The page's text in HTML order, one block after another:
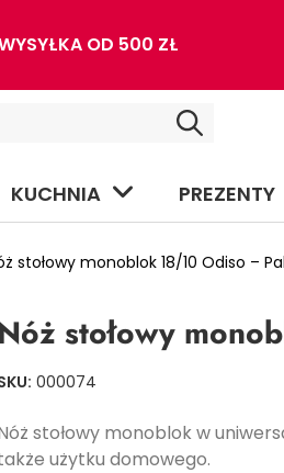
OD 500 ZŁ
KUCHNIA PREZENTY
stołowy monoblok 18/10 Odiso –
Nóż stołowy
000074
stołowy monoblok w
użytku domowego.